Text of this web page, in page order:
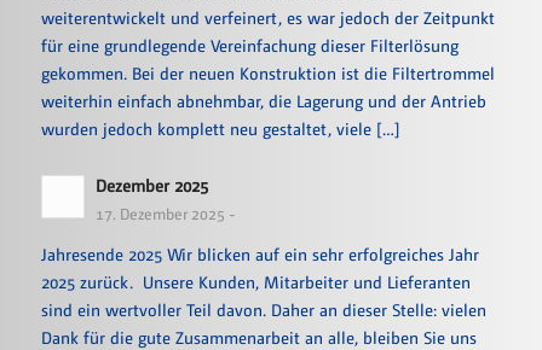
weiterentwickelt und verfeinert, es war jedoch der Zeitpunkt
für eine grundlegende Vereinfachung dieser Filterlösung
gekommen. Bei der neuen Konstruktion ist die Filtertrommel
weiterhin einfach abnehmbar, die Lagerung und der Antrieb
wurden jedoch komplett neu gestaltet, viele […]
Dezember 2025
17. Dezember 2025 -
Jahresende 2025 Wir blicken auf ein sehr erfolgreiches Jahr
2025 zurück. Unsere Kunden, Mitarbeiter und Lieferanten
sind ein wertvoller Teil davon. Daher an dieser Stelle: vielen
Dank für die gute Zusammenarbeit an alle, bleiben Sie uns